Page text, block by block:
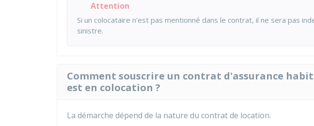
Attention
Si un colocataire n'est pas mentionné dans le contrat, il ne sera pas
sinistre.
Comment souscrire un contrat d'assurance
est en colocation ?
La démarche dépend de la nature du contrat de location.